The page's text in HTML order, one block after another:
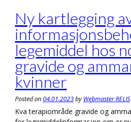
Ny kartlegging
legemiddel hos
gravide og
kvinner
Posted on04.01.2023byWebmaster RELIS
Kva terapiområde gravide og